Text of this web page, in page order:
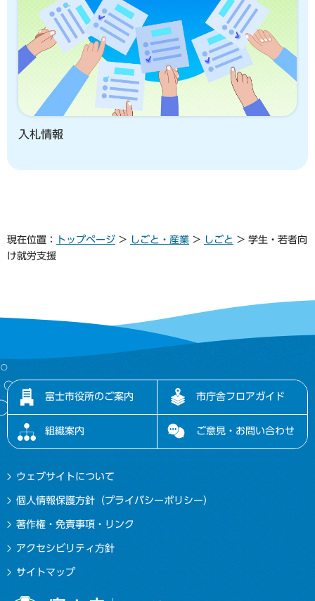
入札情報
現在位置： トップページ > しごと・産業 > しごと > 学生・若者向
け就労支援
富士市役所のご案内 市庁舎フロアガイド
組織案内 ご意見・お問い合わせ
ウェブサイトについて
個人情報保護方針（プライバシーポリシー）
著作権・免責事項・リンク
アクセシビリティ方針
サイトマップ